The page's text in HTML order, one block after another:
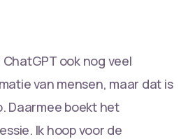
ook nog veel
van mensen, maar dat is
Daarmee boekt het
Ik hoop voor de